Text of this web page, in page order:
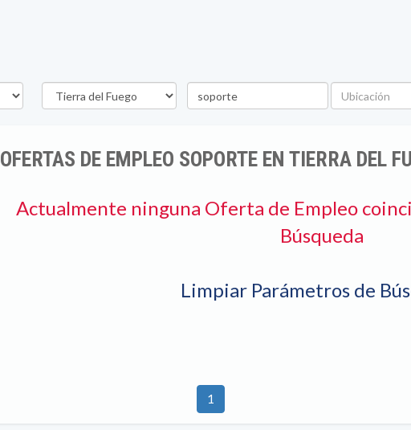
Provincia
Palabra
clave
Ubicación
OFERTAS DE EMPLEO SOPORTE EN TIERRA DEL
Actualmente ninguna Oferta de Empleo
Búsqueda
Limpiar Parámetros de
1